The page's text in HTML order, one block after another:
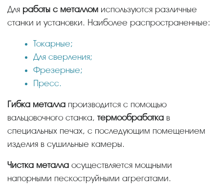
Для работы с металлом используются различные
станки и установки. Наиболее распространенные:
Токарные;
Для сверления;
Фрезерные;
Пресс.
Гибка металла производится с помощью
вальцовочного станка, термообработка в
специальных печах, с последующим помещением
изделия в сушильные камеры.
Чистка металла осуществляется мощными
напорными пескоструйными агрегатами.